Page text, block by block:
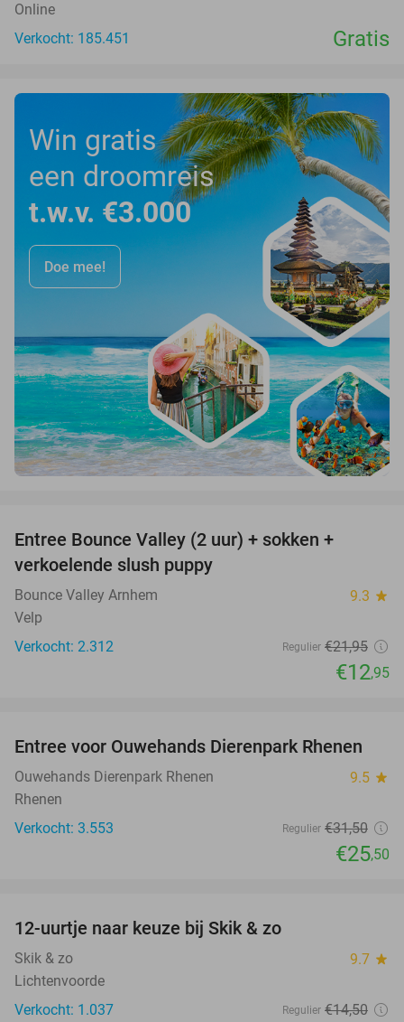
Online
Verkocht: 185.451
Gratis
Win gratis
een droomreis
t.w.v. €3.000
Doe mee!
Entree Bounce Valley (2 uur) + sokken +
verkoelende slush puppy
Bounce Valley Arnhem 9.3 star
Velp
Verkocht: 2.312
Regulier €21,95
€12,95
19%
Entree voor Ouwehands Dierenpark Rhenen
Ouwehands Dierenpark Rhenen 9.5 star
Rhenen
Verkocht: 3.553
Regulier €31,50
€25,50
12-uurtje naar keuze bij Skik & zo
Skik & zo 9.7 star
Lichtenvoorde
Verkocht: 1.037
Regulier €14,50